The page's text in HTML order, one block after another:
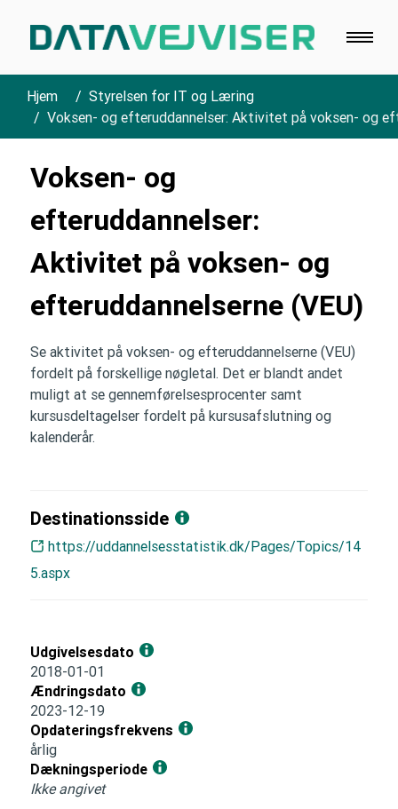
Hjem
Styrelsen for IT og Læring
Voksen- og efteruddannelser: Aktivitet på voksen- og
Voksen- og
efteruddannelser:
Aktivitet på voksen- og
efteruddannelserne (VEU)
Se aktivitet på voksen- og efteruddannelserne (VEU)
fordelt på forskellige nøgletal. Det er blandt andet
muligt at se gennemførelsesprocenter samt
kursusdeltagelser fordelt på kursusafslutning og
kalenderår.
Destinationsside
https://uddannelsesstatistik.dk/Pages/Topics/14
5.aspx
Udgivelsesdato
2018-01-01
Ændringsdato
2023-12-19
Opdateringsfrekvens
årlig
Dækningsperiode
Ikke angivet